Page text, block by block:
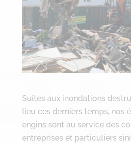
Suites aux inondations
lieu ces derniers temps, nos
engins sont au service des
entreprises et particuliers